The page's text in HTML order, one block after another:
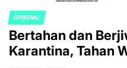
POSTED
IN
OPINIMU
Bertahan dan
Karantina, Tahan